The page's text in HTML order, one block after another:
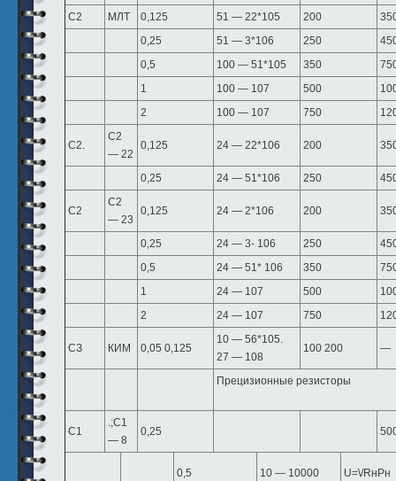
С2 МЛТ 0,125 51 — 22*105 200
0,25
51 — 3*106 250
0,5
100 — 51*105 350
1
100 — 107 500
2
100 — 107 750
С2.
С2
— 22
0,125 24 — 22*106 200
0,25 24 — 51*106 250
С2
С2
— 23
0,125 24 — 2*106 200
0,25 24 — 3- 106 250
0,5
24 — 51* 106 350
1
24 — 107 500
2
24 — 107 750
СЗ КИМ 0,05 0,125
10 — 56*105.
27 — 108
100 200 —
Прецизионные резисторы
С1
.;С1
— 8
0,25
0,5 10 — 10000 U=\/RнPн